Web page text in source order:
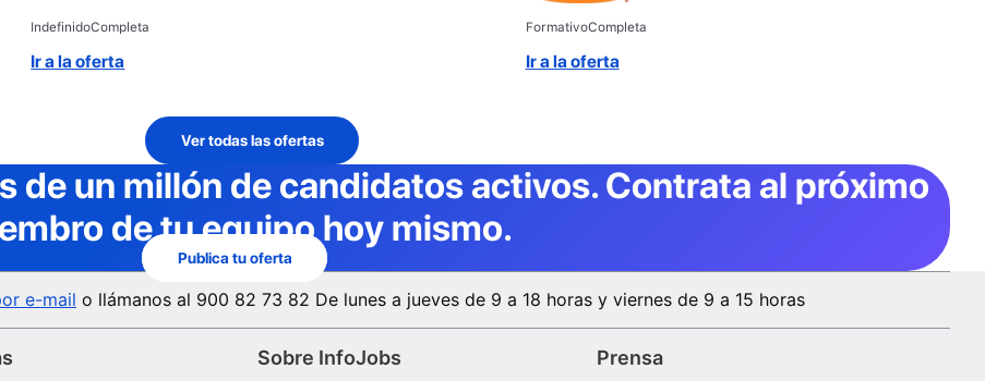
IndefinidoCompleta
Ir a la oferta
FormativoCompleta
Ir a la oferta
Ver todas las ofertas
de un millón de candidatos activos. Contrata al próximo
de tu equipo hoy mismo.
Publica tu oferta
e-mail o llámanos al 900 82 73 82 De lunes a jueves de 9 a 18 horas y viernes de 9 a 15 horas
Sobre InfoJobs Prensa